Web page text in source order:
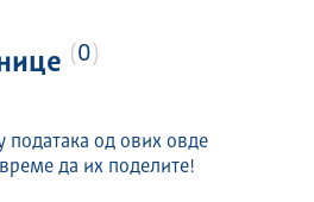
0
података од ових овде
да их поделите!